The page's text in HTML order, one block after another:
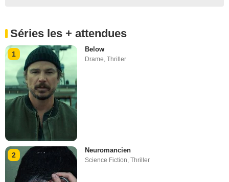
Séries les + attendues
1
Below
Drame ,Thriller
2
Neuromancien
Science Fiction,Thriller